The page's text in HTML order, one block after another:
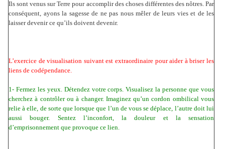
Ils sont venus sur Terre pour accomplir des choses différentes des nôtres. Par
conséquent, ayons la sagesse de ne pas nous mêler de leurs vies et de les
laisser devenir ce qu’ils doivent devenir.
L’exercice de visualisation suivant est extraordinaire pour aider à briser les
liens de codépendance.
1- Fermez les yeux. Détendez votre corps. Visualisez la personne que vous
cherchez à contrôler ou à changer. Imaginez qu’un cordon ombilical vous
relie à elle, de sorte que lorsque que l’un de vous se déplace, l’autre doit lui
aussi bouger. Sentez l’inconfort, la douleur et la sensation
d’emprisonnement que provoque ce lien.